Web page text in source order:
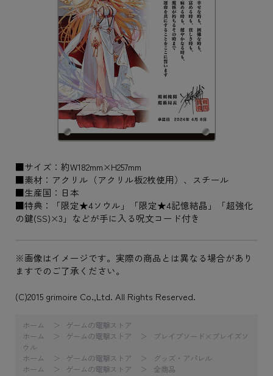
■サイズ：約W182mm×H257mm
■素材：アクリル（アクリル板2枚使用）、スチール
■生産国：日本
■特典：「限定★4ソウル」「限定★4記憶結晶」「超強化
の鍵(SS)×3」などが手に入る呪文コード付き
※画像はイメージです。実際の商品とは異なる場合があり
ますでのご了承ください。
(C)2015 grimoire Co.,Ltd. All Rights Reserved.
ホーム
ゲームの電撃ストア
ホーム
ゲームの電撃ストア
ブレイブソード×ブレイズソ
ウル
ホーム
ゲームの電撃ストア
グッズ・アパレル
ホーム
ゲームの電撃ストア 全商品